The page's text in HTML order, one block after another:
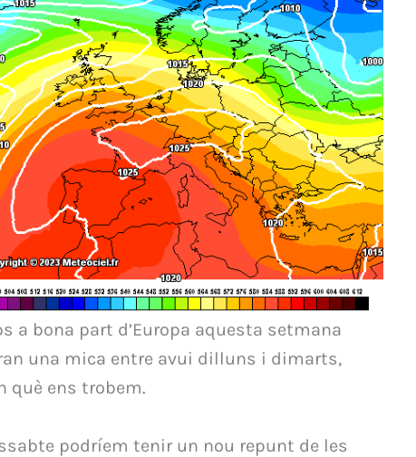
a bona part d’Europa aquesta setmana
una mica entre avui dilluns i dimarts,
què ens trobem.
podríem tenir un nou repunt de les